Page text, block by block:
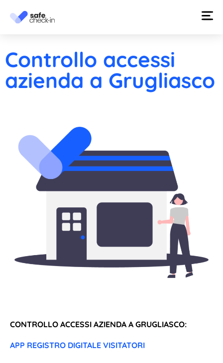
Controllo accessi
azienda a Grugliasco
CONTROLLO ACCESSI AZIENDA A GRUGLIASCO:
APP REGISTRO DIGITALE VISITATORI